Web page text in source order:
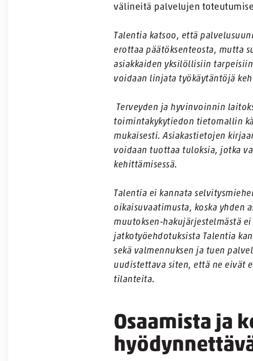
välineitä palvelujen
Talentia katsoo, että
erottaa päätöksenteosta, mutta
asiakkaiden yksilöllisiin
voidaan linjata työkäytäntöjä
Terveyden ja hyvinvoinnin
toimintakykytiedon tietomallin
mukaisesti. Asiakastietojen
voidaan tuottaa tuloksia, jotka
kehittämisessä.
Talentia ei kannata
oikaisuvaatimusta, koska yhden
muutoksen-hakujärjestelmästä
jatkotyöehdotuksista Talentia
sekä valmennuksen ja tuen
uudistettava siten, että ne eivät
tilanteita.
Osaamista ja